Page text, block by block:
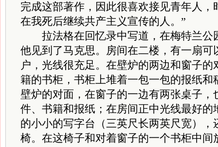
完成这部著作，因此很喜欢接见青年人，
在我死后继续共产主义宣传的人。”
拉法格在回忆录中写道，在梅特兰公
他见到了马克思。房间在二楼，有一扇可
户，光线很充足。在壁炉的两边和窗子
籍的书柜，书柜上堆着一包一包的报纸和
壁炉的对面，在窗子的一边有两张桌子，
件、书籍和报纸；在房间正中光线最好的
的小小的写字台（三英尺长两英尺宽），
椅。在这椅子和对着窗子的一个书柜中间